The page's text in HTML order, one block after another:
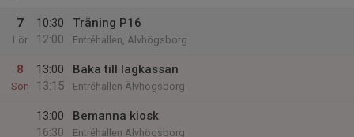
7
Lör
10:30
12:00
Träning P16
Entréhallen, Älvhögsborg
8
Sön
13:00
13:15
Baka till lagkassan
Entréhallen Älvhögsborg
13:00
16:30
Bemanna kiosk
Entréhallen Älvhögsborg